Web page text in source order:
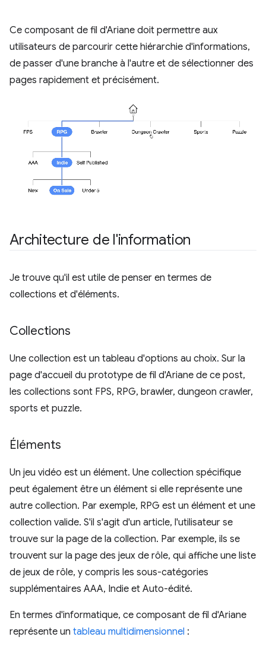
Ce composant de fil d'Ariane doit permettre aux
utilisateurs de parcourir cette hiérarchie d'informations,
de passer d'une branche à l'autre et de sélectionner des
pages rapidement et précisément.
Architecture de l'information
Je trouve qu'il est utile de penser en termes de
collections et d'éléments.
Collections
Une collection est un tableau d'options au choix. Sur la
page d'accueil du prototype de fil d'Ariane de ce post,
les collections sont FPS, RPG, brawler, dungeon crawler,
sports et puzzle.
Éléments
Un jeu vidéo est un élément. Une collection spécifique
peut également être un élément si elle représente une
autre collection. Par exemple, RPG est un élément et une
collection valide. S'il s'agit d'un article, l'utilisateur se
trouve sur la page de la collection. Par exemple, ils se
trouvent sur la page des jeux de rôle, qui affiche une liste
de jeux de rôle, y compris les sous-catégories
supplémentaires AAA, Indie et Auto-édité.
En termes d'informatique, ce composant de fil d'Ariane
représente un tableau multidimensionnel :